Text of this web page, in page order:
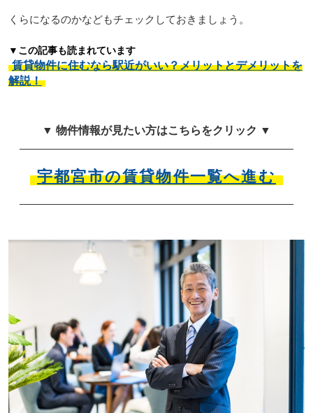
くらになるのかなどもチェックしておきましょう。
▼この記事も読まれています
賃貸物件に住むなら駅近がいい？メリットとデメリットを
解説！
▼ 物件情報が見たい方はこちらをクリック ▼
宇都宮市の賃貸物件一覧へ進む